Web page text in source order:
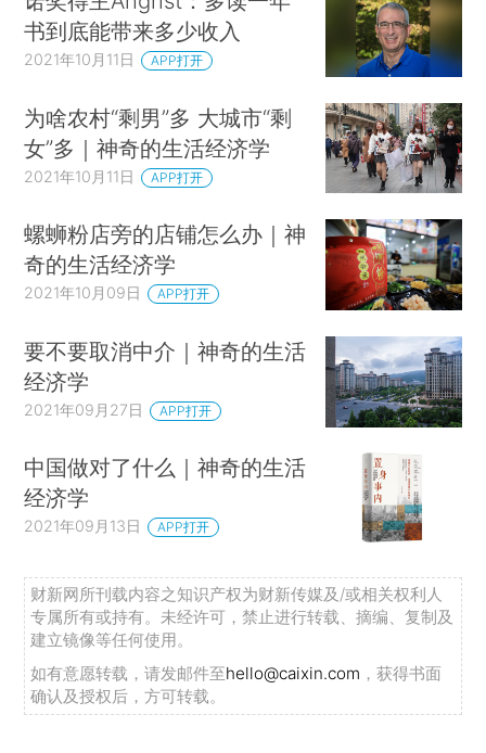
书到底能带来多少收入
2021年10月11日 APP打开
为啥农村“剩男”多 大城市“剩
女”多｜神奇的生活经济学
2021年10月11日 APP打开
螺蛳粉店旁的店铺怎么办｜神
奇的生活经济学
2021年10月09日 APP打开
要不要取消中介｜神奇的生活
经济学
2021年09月27日 APP打开
中国做对了什么｜神奇的生活
经济学
2021年09月13日 APP打开
财新网所刊载内容之知识产权为财新传媒及/或相关权利人
专属所有或持有。未经许可，禁止进行转载、摘编、复制及
建立镜像等任何使用。
如有意愿转载，请发邮件至hello@caixin.com ，获得书面
确认及授权后，方可转载。